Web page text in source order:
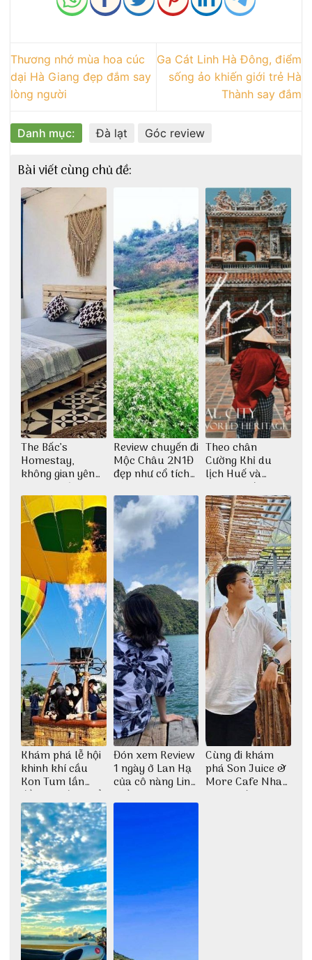
Thương nhớ mùa hoa cúc
dại Hà Giang đẹp đắm say
lòng người
Ga Cát Linh Hà Đông, điểm
sống ảo khiến giới trẻ Hà
Thành say đắm
Danh mục: Đà lạt Góc review
Bài viết cùng chủ đề:
The Bấc’s
Homestay,
không gian yên
bình tại Hòn Sơn
Review chuyến đi
Mộc Châu 2N1Đ
đẹp như cổ tích
Thu Hà
Theo chân
Cường Khỉ du
lịch Huế và
check-in đúng
những góc chụp
đẹp
Khám phá lễ hội
khinh khí cầu
Kon Tum lần
đầu tiên được tổ
chức
Đón xem Review
1 ngày ở Lan Hạ
của cô nàng Linh
Trần
Cùng đi khám
phá Son Juice &
More Cafe Nha
Trang với anh